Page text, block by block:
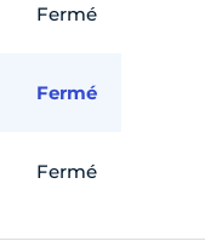
Fermé
Fermé
Fermé